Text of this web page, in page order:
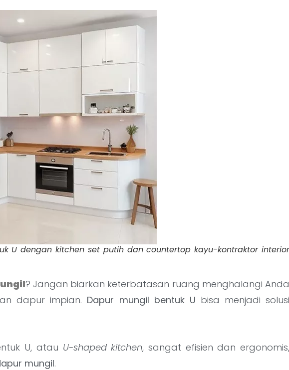
U dengan kitchen set putih dan countertop kayu-kontraktor
? Jangan biarkan keterbatasan ruang menghalangi Anda
dapur impian. Dapur mungil bentuk U bisa menjadi solusi
U, atau U-shaped kitchen, sangat efisien dan ergonomis,
mungil.